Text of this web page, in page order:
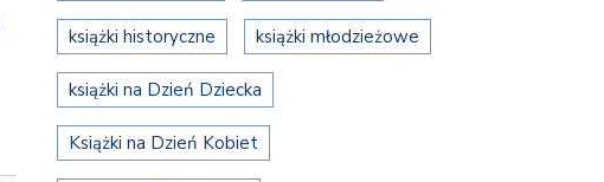
książki historyczne książki młodzieżowe
książki na Dzień Dziecka
Książki na Dzień Kobiet